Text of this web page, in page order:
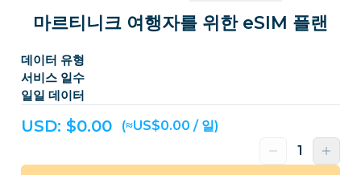
마르티니크 여행자를 위한 eSIM 플랜
데이터 유형
서비스 일수
일일 데이터
USD: $0.00 (≈US$0.00 / 일)